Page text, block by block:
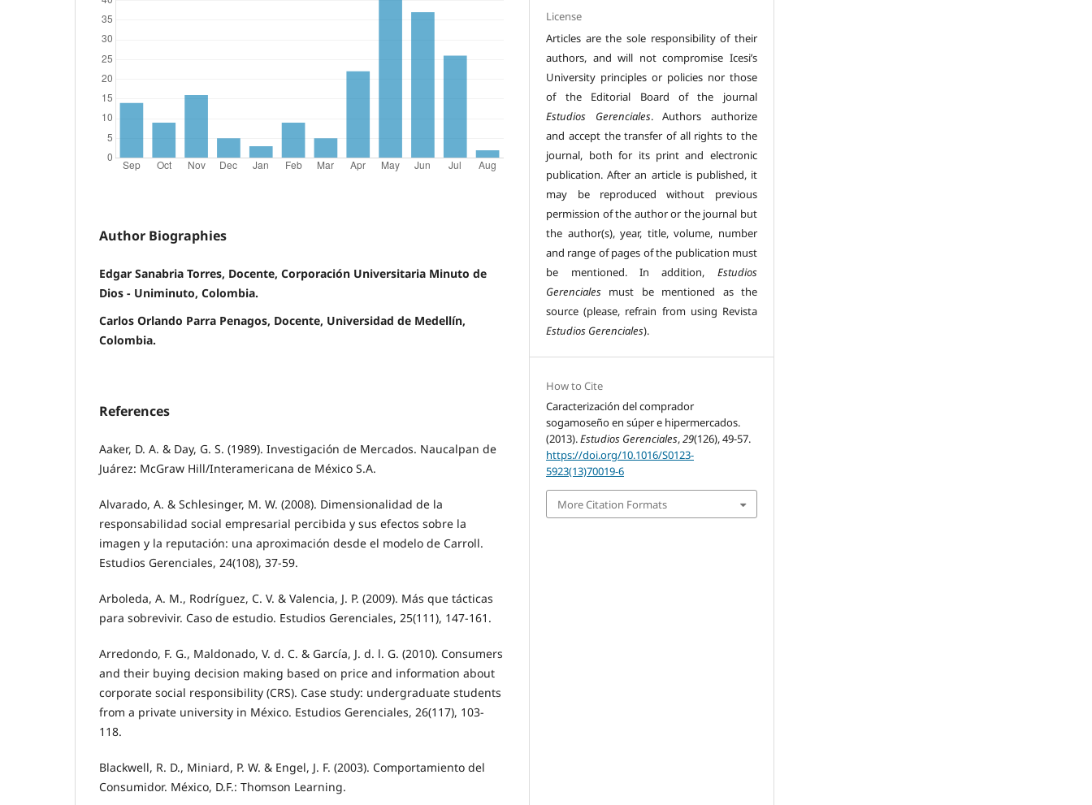
Author Biographies
Edgar Sanabria Torres, Docente, Corporación Universitaria Minuto de
Dios - Uniminuto, Colombia.
Carlos Orlando Parra Penagos, Docente, Universidad de Medellín,
Colombia.
References
Aaker, D. A. & Day, G. S. (1989). Investigación de Mercados. Naucalpan de
Juárez: McGraw Hill/Interamericana de México S.A.
Alvarado, A. & Schlesinger, M. W. (2008). Dimensionalidad de la
responsabilidad social empresarial percibida y sus efectos sobre la
imagen y la reputación: una aproximación desde el modelo de Carroll.
Estudios Gerenciales, 24(108), 37-59.
Arboleda, A. M., Rodríguez, C. V. & Valencia, J. P. (2009). Más que tácticas
para sobrevivir. Caso de estudio. Estudios Gerenciales, 25(111), 147-161.
Arredondo, F. G., Maldonado, V. d. C. & García, J. d. l. G. (2010). Consumers
and their buying decision making based on price and information about
corporate social responsibility (CRS). Case study: undergraduate students
from a private university in México. Estudios Gerenciales, 26(117), 103-
118.
Blackwell, R. D., Miniard, P. W. & Engel, J. F. (2003). Comportamiento del
Consumidor. México, D.F.: Thomson Learning.
License
Articles are the sole responsibility of their
authors, and will not compromise Icesi’s
University principles or policies nor those
of the Editorial Board of the journal
Estudios Gerenciales. Authors authorize
and accept the transfer of all rights to the
journal, both for its print and electronic
publication. After an article is published, it
may be reproduced without previous
permission of the author or the journal but
the author(s), year, title, volume, number
and range of pages of the publication must
be mentioned. In addition, Estudios
Gerenciales must be mentioned as the
source (please, refrain from using Revista
Estudios Gerenciales).
How to Cite
Caracterización del comprador
sogamoseño en súper e hipermercados.
(2013).Estudios Gerenciales,29(126), 49-57.
https://doi.org/10.1016/S0123-
5923(13)70019-6
More Citation Formats